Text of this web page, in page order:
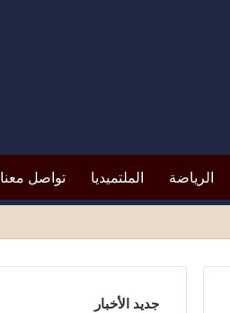
الرياضة الملتميديا تواصل معنا
جديد الأخبار